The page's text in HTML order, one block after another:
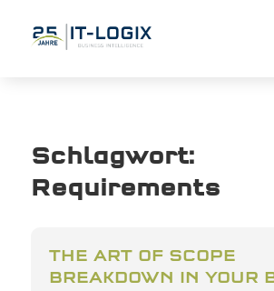
Schlagwort:
Requirements
THE ART OF SCOPE
BREAKDOWN IN YOUR